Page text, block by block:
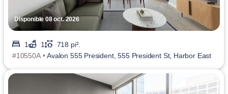
Disponible 08 oct. 2026
1 1
718 pi².
#10550A •Avalon 555 President, 555 President St, Harbor East